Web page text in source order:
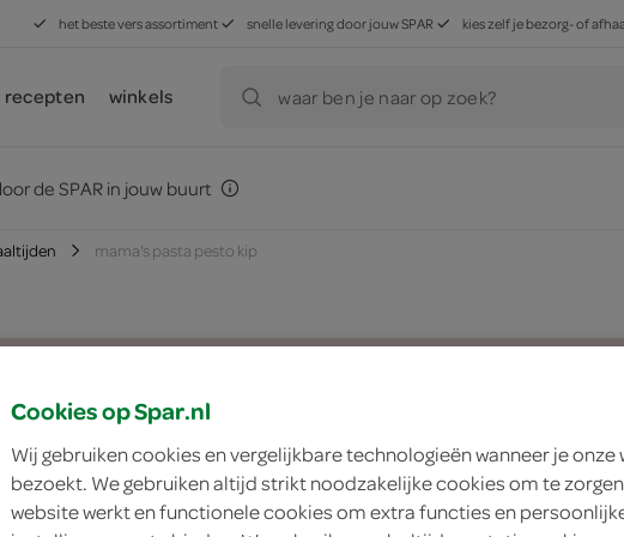
het beste vers assortiment snelle levering door jouw SPAR kies zelf je bezorg- of
recepten winkels waar ben je naar op zoek?
de SPAR in jouw buurt
mama's pasta pesto kip
Mama's pasta
Cookies op Spar.nl
Wij gebruiken cookies en vergelijkbare technologieën wanneer je onze
bezoekt. We gebruiken altijd strikt noodzakelijke cookies om te
website werkt en functionele cookies om extra functies en